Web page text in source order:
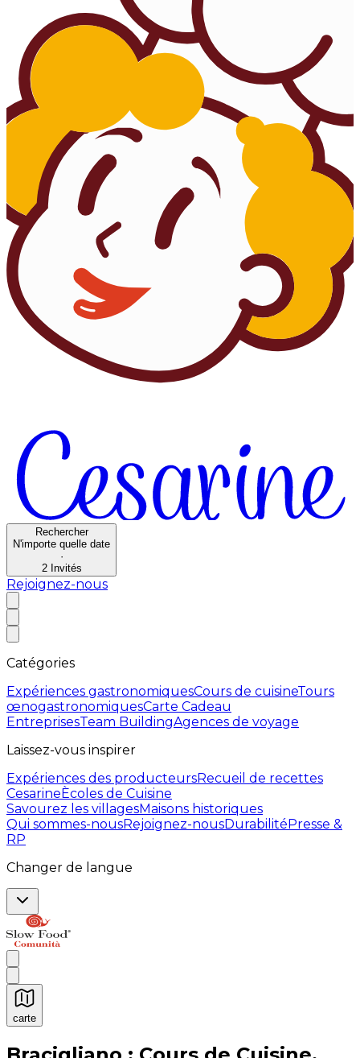
Rechercher
N'importe quelle date
·
2 Invités
Rejoignez-nous
Catégories
Expériences gastronomiquesCours de cuisineTours
œnogastronomiquesCarte Cadeau
EntreprisesTeam BuildingAgences de voyage
Laissez-vous inspirer
Expériences des producteursRecueil de recettes
CesarineÈcoles de Cuisine
Savourez les villagesMaisons historiques
Qui sommes-nousRejoignez-nousDurabilitéPresse &
RP
Changer de langue
carte
Expériences culinaires inoubliables : Expériences